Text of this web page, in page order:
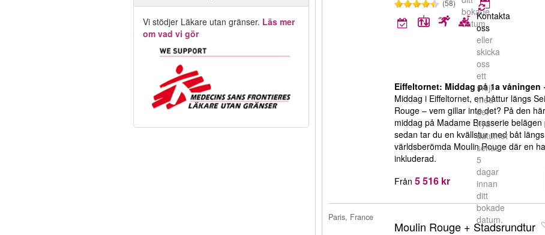
Vi stödjer Läkare utan gränser. Läs mer
om vad vi gör
bokade
datum.
(58)
Kontakta
oss
eller
skicka
oss
ett
mejl
med
det
nya
datumet
senast
5
dagar
innan
ditt
bokade
datum.
Eiffeltornet: Middag på 1a våningen
Middag i Eiffeltornet, en båttur längs
Rouge – vem gillar inte det? På den
middag på Madame Brasserie
sedan tar du en kvällstur med båt
världsberömda Moulin Rouge där en
inkluderad.
Från 5 516 kr
Paris, France
Moulin Rouge + Stadsrundtur